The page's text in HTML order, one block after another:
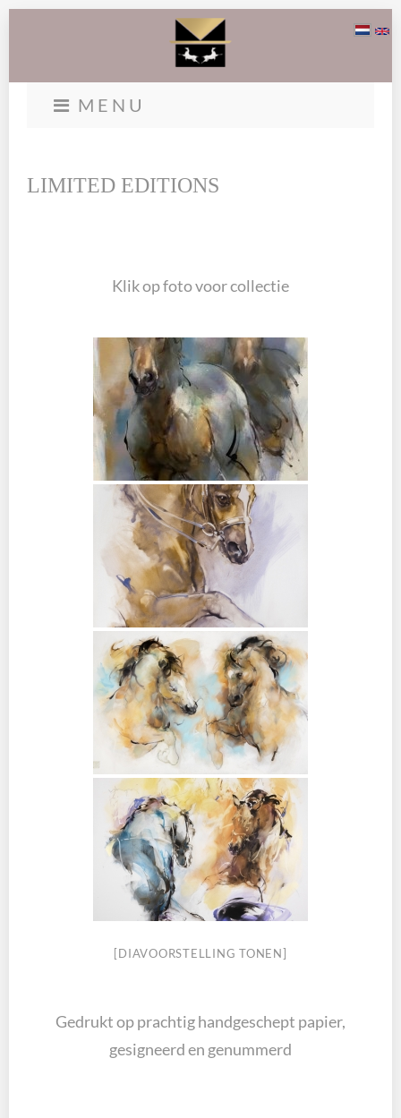
MENU
LIMITED EDITIONS
Klik op foto voor collectie
[DIAVOORSTELLING TONEN]
Gedrukt op prachtig handgeschept papier,
gesigneerd en genummerd